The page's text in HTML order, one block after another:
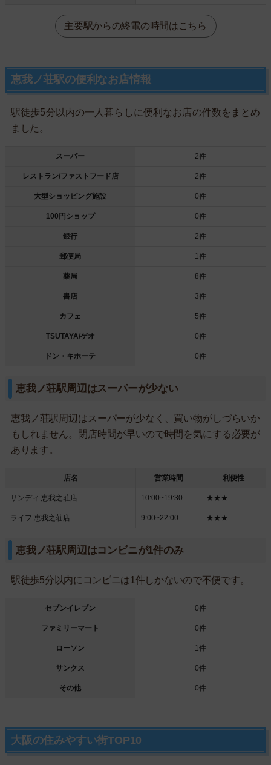
主要駅からの終電の時間はこちら
恵我ノ荘駅の便利なお店情報
駅徒歩5分以内の一人暮らしに便利なお店の件数をまとめ
ました。
スーパー 2件
レストラン/ファストフード店 2件
大型ショッピング施設 0件
100円ショップ 0件
銀行 2件
郵便局 1件
薬局 8件
書店 3件
カフェ 5件
TSUTAYA/ゲオ 0件
ドン・キホーテ 0件
恵我ノ荘駅周辺はスーパーが少ない
恵我ノ荘駅周辺はスーパーが少なく、買い物がしづらいか
もしれません。閉店時間が早いので時間を気にする必要が
あります。
店名 営業時間 利便性
サンディ 恵我之荘店 10:00~19:30 ★★★
ライフ 恵我之荘店 9:00~22:00 ★★★
恵我ノ荘駅周辺はコンビニが1件のみ
駅徒歩5分以内にコンビニは1件しかないので不便です。
セブンイレブン 0件
ファミリーマート 0件
ローソン 1件
サンクス 0件
その他 0件
大阪の住みやすい街TOP10